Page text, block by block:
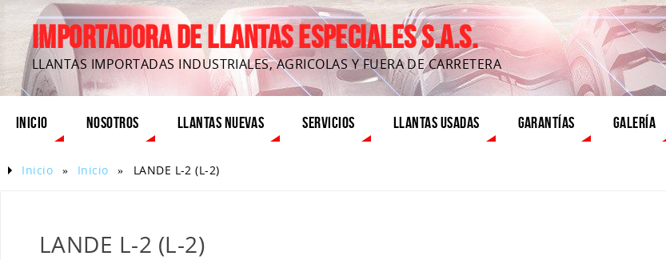
IMPORTADORA DE LLANTAS ESPECIALES S.A.S.
LLANTAS IMPORTADAS INDUSTRIALES, AGRICOLAS Y FUERA DE CARRETERA
INICIO NOSOTROS LLANTAS NUEVAS SERVICIOS LLANTAS USADAS GARANTÍAS GALERÍA
Inicio » Inicio » LANDE L-2 (L-2)
LANDE L-2 (L-2)